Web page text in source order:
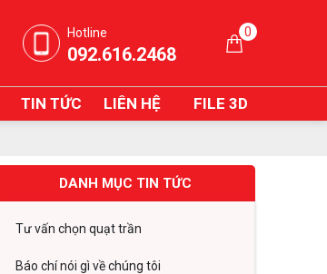
Hotline
092.616.2468
0
TIN TỨC LIÊN HỆ FILE 3D
DANH MỤC TIN TỨC
Tư vấn chọn quạt trần
Báo chí nói gì về chúng tôi